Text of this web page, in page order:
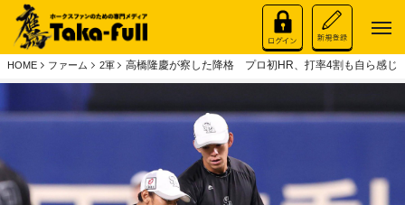
HOME ファーム 2軍 高橋隆慶が察した降格 プロ初HR、打率4割も自ら感じ